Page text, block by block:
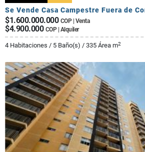
$1.600.000.000 COP | Venta
$4.900.000 COP | Alquiler
4 Habitaciones / 5 Baño(s) / 335 Área m2